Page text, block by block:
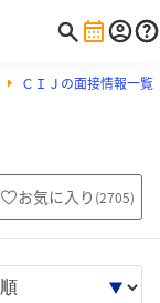
ＣＩＪの面接情報一覧
お気に入り (2705)